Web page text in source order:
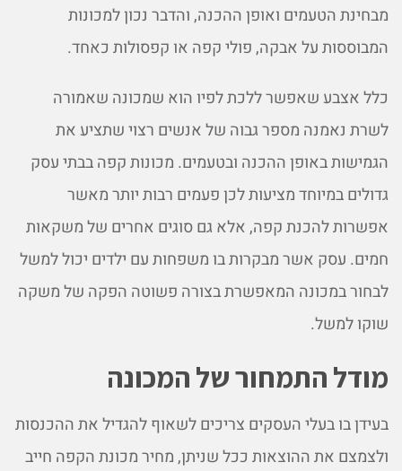
מבחינת הטעמים ואופן ההכנה, והדבר נכון למכונות
המבוססות על אבקה, פולי קפה או קפסולות כאחד.
כלל אצבע שאפשר ללכת לפיו הוא שמכונה שאמורה
לשרת נאמנה מספר גבוה של אנשים רצוי שתציע את
הגמישות באופן ההכנה ובטעמים. מכונות קפה בבתי עסק
גדולים במיוחד מציעות לכן פעמים רבות יותר מאשר
אפשרות להכנת קפה, אלא גם סוגים אחרים של משקאות
חמים. עסק אשר מבקרות בו משפחות עם ילדים יכול למשל
לבחור במכונה המאפשרת בצורה פשוטה הפקה של משקה
שוקו למשל.
מודל התמחור של המכונה
בעידן בו בעלי העסקים צריכים לשאוף להגדיל את ההכנסות
ולצמצם את ההוצאות ככל שניתן, מחיר מכונת הקפה חייב